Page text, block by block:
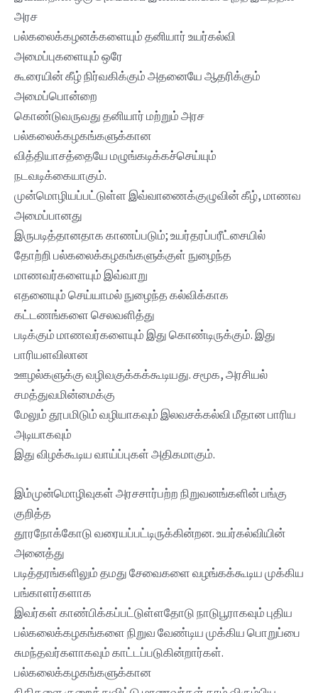
அரச
பல்கலைக்கழனக்களையும் தனியார் உயர்கல்வி
அமைப்புகளையும் ஒரே
கூரையின் கீழ் நிர்வகிக்கும் அதனையே ஆதரிக்கும்
அமைப்பொன்றை
கொண்டுவருவது தனியார் மற்றும் அரச
பல்கலைக்கழகங்களுக்கான
வித்தியாசத்தையே மழுங்கடிக்கச்செய்யும்
நடவடிக்கையாகும்.
முன்மொழியப்பட்டுள்ள இவ்வாணைக்குழுவின் கீழ், மாணவ
அமைப்பானது
இருபடித்தானதாக காணப்படும்; உயர்தரப்பரீட்சையில்
தோற்றி பல்கலைக்கழகங்களுக்குள் நுழைந்த
மாணவர்களையும் இவ்வாறு
எதனையும் செய்யாமல் நுழைந்த கல்விக்காக
கட்டணங்களை செலவளித்து
படிக்கும் மாணவர்களையும் இது கொண்டிருக்கும். இது
பாரியளவிலான
ஊழல்களுக்கு வழிவகுக்கக்கூடியது. சமூக, அரசியல்
சமத்துவமின்மைக்கு
மேலும் தூபமிடும் வழியாகவும் இலவசக்கல்வி மீதான பாரிய
அடியாகவும்
இது விழக்கூடிய வாய்ப்புகள் அதிகமாகும்.
இம்முன்மொழிவுகள் அரசசார்பற்ற நிறுவனங்களின் பங்கு
குறித்த
தூரநோக்கோடு வரையப்பட்டிருக்கின்றன. உயர்கல்வியின்
அனைத்து
படித்தரங்களிலும் தமது சேவைகளை வழங்கக்கூடிய முக்கிய
பங்காளர்களாக
இவர்கள் காண்பிக்கப்பட்டுள்ளதோடு நாடுபூராகவும் புதிய
பல்கலைக்கழகங்களை நிறுவ வேண்டிய முக்கிய பொறுப்பை
சுமந்தவர்களாகவும் காட்டப்படுகின்றார்கள்.
பல்கலைக்கழகங்களுக்கான